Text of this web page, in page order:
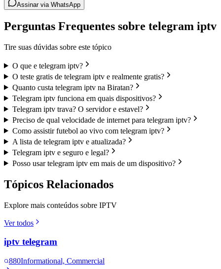
Assinar via WhatsApp
Perguntas Frequentes sobre telegram iptv
Tire suas dúvidas sobre este tópico
O que e telegram iptv?
O teste gratis de telegram iptv e realmente gratis?
Quanto custa telegram iptv na Biratan?
Telegram iptv funciona em quais dispositivos?
Telegram iptv trava? O servidor e estavel?
Preciso de qual velocidade de internet para telegram iptv?
Como assistir futebol ao vivo com telegram iptv?
A lista de telegram iptv e atualizada?
Telegram iptv e seguro e legal?
Posso usar telegram iptv em mais de um dispositivo?
Tópicos Relacionados
Explore mais conteúdos sobre IPTV
Ver todos
iptv telegram
880Informational, Commercial